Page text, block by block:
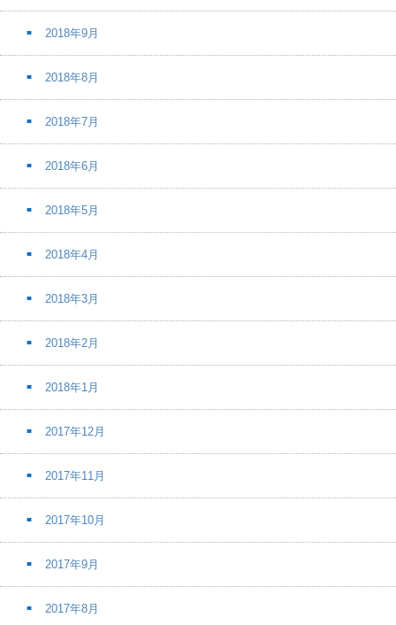
2018年9月
2018年8月
2018年7月
2018年6月
2018年5月
2018年4月
2018年3月
2018年2月
2018年1月
2017年12月
2017年11月
2017年10月
2017年9月
2017年8月